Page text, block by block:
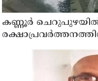
കണ്ണൂർ
നഷ്ടപ്പെട്ട ആർ.
ശരീരത്തോട്